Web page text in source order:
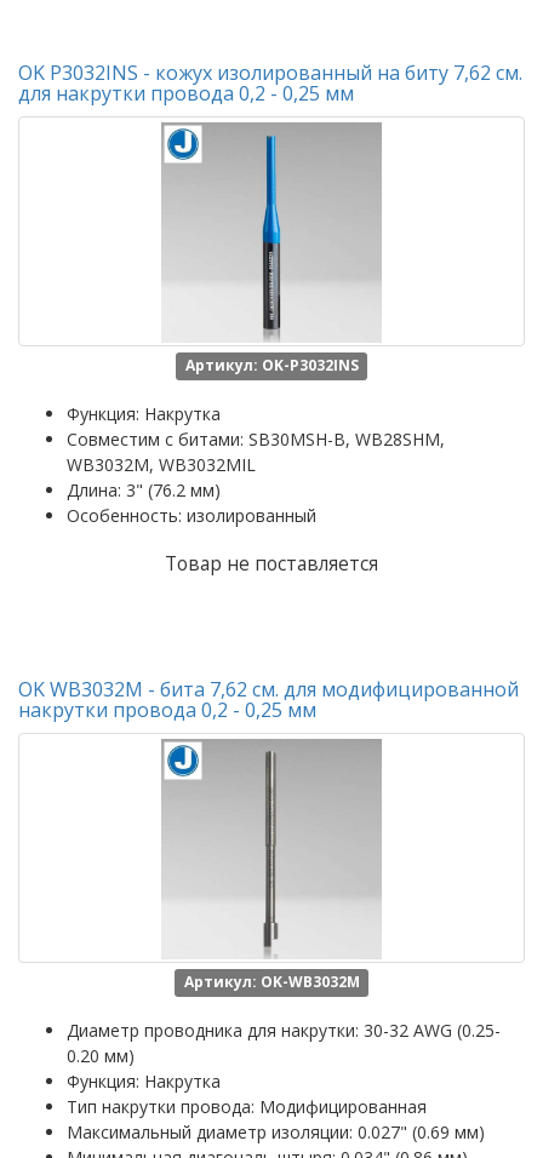
OK P3032INS - кожух изолированный на биту 7,62 см.
для накрутки провода 0,2 - 0,25 мм
Артикул: OK-P3032INS
Функция: Накрутка
Совместим с битами: SB30MSH-B, WB28SHM,
WB3032M, WB3032MIL
Длина: 3" (76.2 мм)
Особенность: изолированный
Товар не поставляется
OK WB3032M - бита 7,62 см. для модифицированной
накрутки провода 0,2 - 0,25 мм
Артикул: OK-WB3032M
Диаметр проводника для накрутки: 30-32 AWG (0.25-
0.20 мм)
Функция: Накрутка
Тип накрутки провода: Модифицированная
Максимальный диаметр изоляции: 0.027" (0.69 мм)